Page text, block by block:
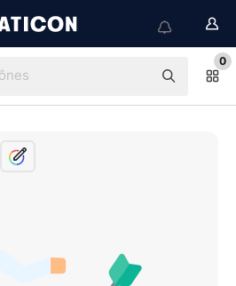
0